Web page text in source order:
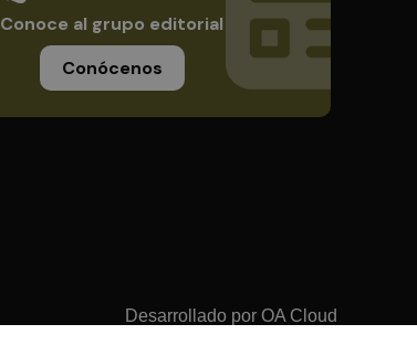
Conoce al grupo editorial
Conócenos
Desarrollado por OA Cloud